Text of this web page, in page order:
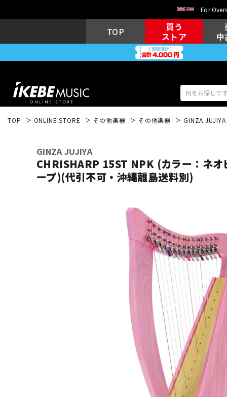
For
TOP
買う
ストア
DTM
ヴィンテージ
TOP ONLINE STORE その他楽器 その他楽器 GINZA JUJIYA
GINZA JUJIYA
CHRISHARP 15ST NPK (カラー：ネ
ープ)(代引不可・沖縄離島送料別)